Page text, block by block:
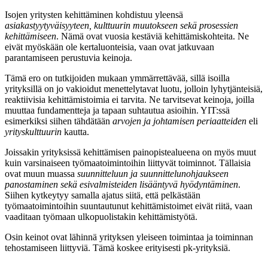
Isojen yritysten kehittäminen kohdistuu yleensä
asiakastyytyväisyyteen, kulttuurin muutokseen sekä prosessien
kehittämiseen. Nämä ovat vuosia kestäviä kehittämiskohteita. Ne
eivät myöskään ole kertaluonteisia, vaan ovat jatkuvaan
parantamiseen perustuvia keinoja.
Tämä ero on tutkijoiden mukaan ymmärrettävää, sillä isoilla
yrityksillä on jo vakioidut menettelytavat luotu, jolloin lyhytjänteisiä,
reaktiivisia kehittämistoimia ei tarvita. Ne tarvitsevat keinoja, joilla
muuttaa fundamentteja ja tapaan suhtautua asioihin. YIT:ssä
esimerkiksi siihen tähdätään arvojen ja johtamisen periaatteiden eli
yrityskulttuurin kautta.
Joissakin yrityksissä kehittämisen painopistealueena on myös muut
kuin varsinaiseen työmaatoimintoihin liittyvät toiminnot. Tällaisia
ovat muun muassa suunnitteluun ja suunnittelunohjaukseen
panostaminen sekä esivalmisteiden lisääntyvä hyödyntäminen.
Siihen kytkeytyy samalla ajatus siitä, että pelkästään
työmaatoimintoihin suuntautunut kehittämistoimet eivät riitä, vaan
vaaditaan työmaan ulkopuolistakin kehittämistyötä.
Osin keinot ovat lähinnä yrityksen yleiseen toimintaa ja toiminnan
tehostamiseen liittyviä. Tämä koskee erityisesti pk-yrityksiä.